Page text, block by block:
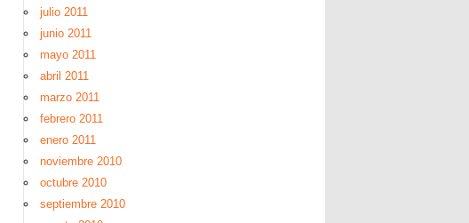
julio 2011
junio 2011
mayo 2011
abril 2011
marzo 2011
febrero 2011
enero 2011
noviembre 2010
octubre 2010
septiembre 2010